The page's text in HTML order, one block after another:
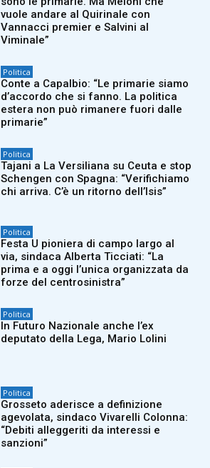
vuole andare al Quirinale con
Vannacci premier e Salvini al
Viminale”
Politica
Conte a Capalbio: “Le primarie siamo
d’accordo che si fanno. La politica
estera non può rimanere fuori dalle
primarie”
Politica
Tajani a La Versiliana su Ceuta e stop
Schengen con Spagna: “Verifichiamo
chi arriva. C’è un ritorno dell’Isis”
Politica
Festa U pioniera di campo largo al
via, sindaca Alberta Ticciati: “La
prima e a oggi l’unica organizzata da
forze del centrosinistra”
Politica
In Futuro Nazionale anche l’ex
deputato della Lega, Mario Lolini
Politica
Grosseto aderisce a definizione
agevolata, sindaco Vivarelli Colonna:
“Debiti alleggeriti da interessi e
sanzioni”